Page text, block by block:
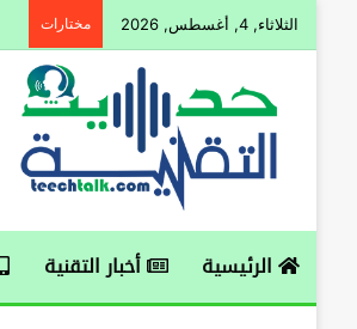
الثلاثاء, 4, أغسطس, 2026 مختارات
الرئيسية أخبار التقنية